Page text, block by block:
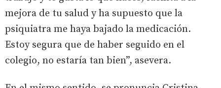
mejora de tu salud y ha supuesto que la
psiquiatra me haya bajado la medicación.
Estoy segura que de haber seguido en el
colegio, no estaría tan bien”, asevera.